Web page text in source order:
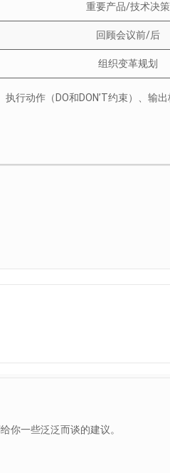
重要产品/技术决策
回顾会议前/后
组织变革规划
行动作（DO和DON’T约束）、输
你一些泛泛而谈的建议。